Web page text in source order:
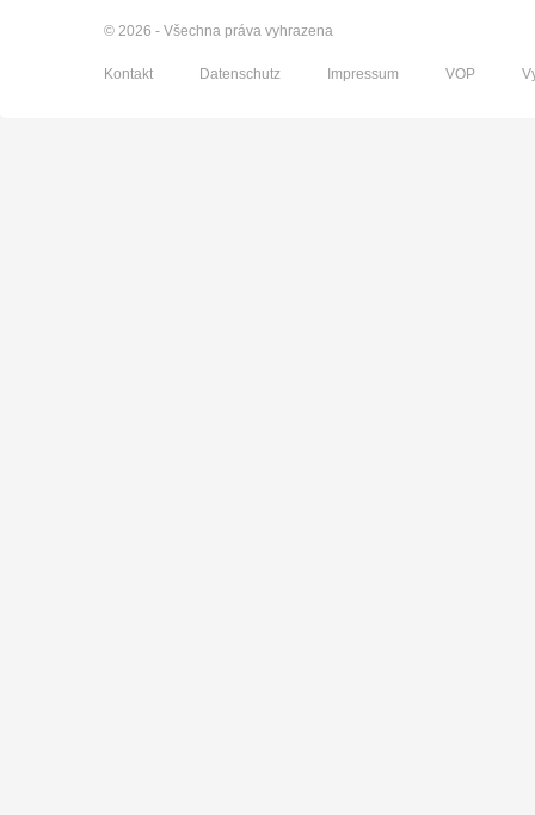
© 2026 - Všechna práva vyhrazena
Kontakt Datenschutz Impressum VOP